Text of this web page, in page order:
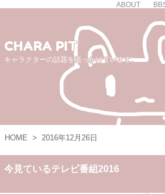
ABOUT
CHARA PIT
キャラクターの話題を追っかけています。
HOME > 2016年12月26日
今見ているテレビ番組2016